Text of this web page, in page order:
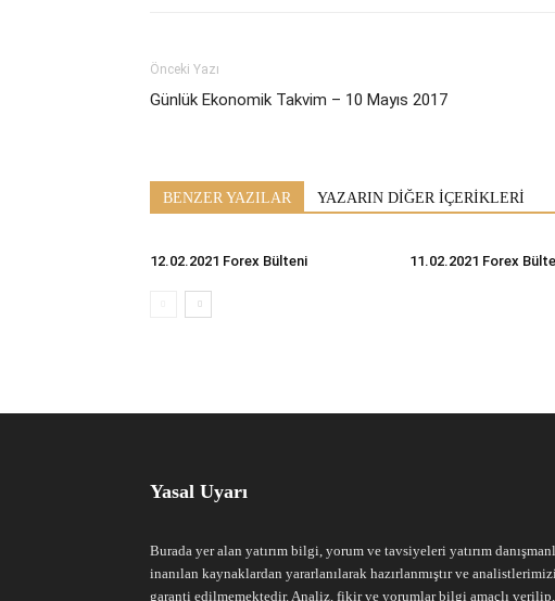
Önceki Yazı
Günlük Ekonomik Takvim – 10 Mayıs 2017
BENZER YAZILAR YAZARIN DİĞER İÇERİKLERİ
12.02.2021 Forex Bülteni 11.02.2021 Forex
Yasal Uyarı
Burada yer alan yatırım bilgi, yorum ve tavsiyeleri yatırım
inanılan kaynaklardan yararlanılarak hazırlanmıştır ve
garanti edilmemektedir. Analiz, fikir ve yorumlar bilgi amaçlı